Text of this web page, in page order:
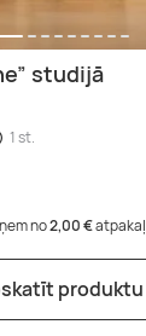
studijā
1 st.
no2,00 €atpakaļ
produktu